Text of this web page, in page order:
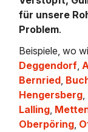
für unsere
Problem.
Beispiele, wo
Deggendorf,
Bernried,
Hengersberg,
Lalling,
Oberpöring,